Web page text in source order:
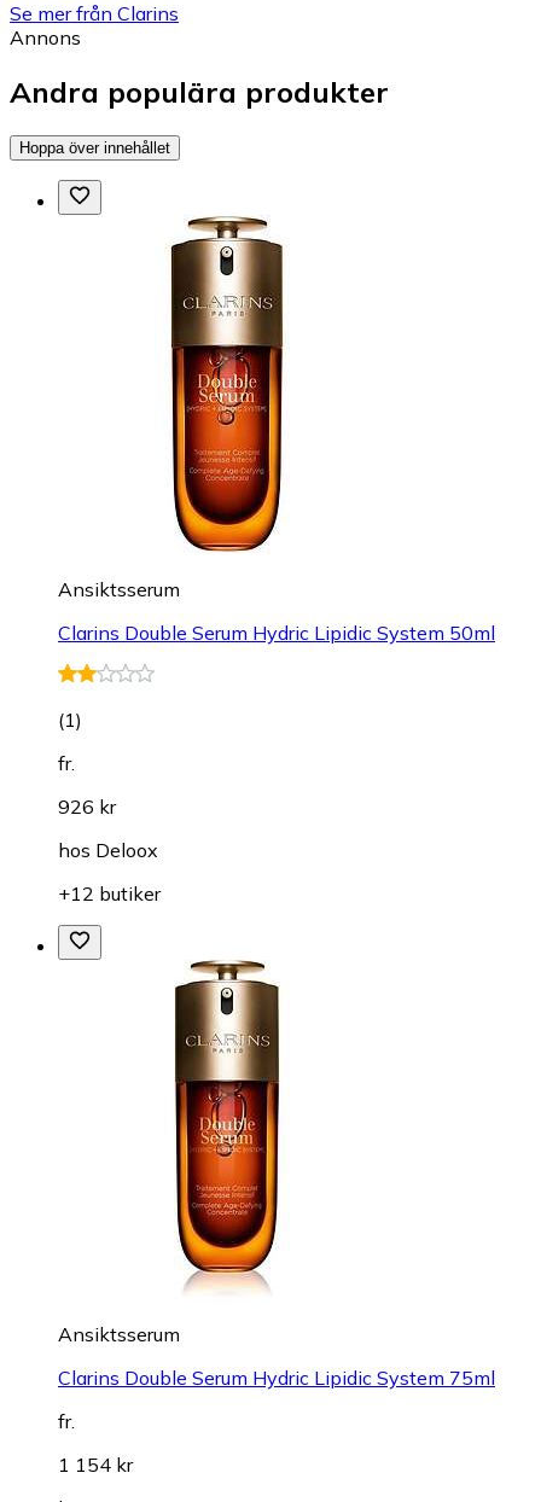
Se mer från Clarins
Annons
Andra populära produkter
Hoppa över innehållet
Ansiktsserum
Clarins Double Serum Hydric Lipidic System 50ml
(1)
fr.
926 kr
hos Deloox
+12 butiker
Ansiktsserum
Clarins Double Serum Hydric Lipidic System 75ml
fr.
1 154 kr